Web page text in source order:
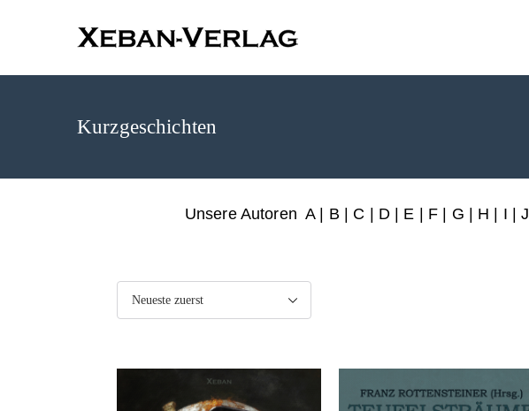
Kurzgeschichten
Unsere AutorenA| B C D E F G H I |J